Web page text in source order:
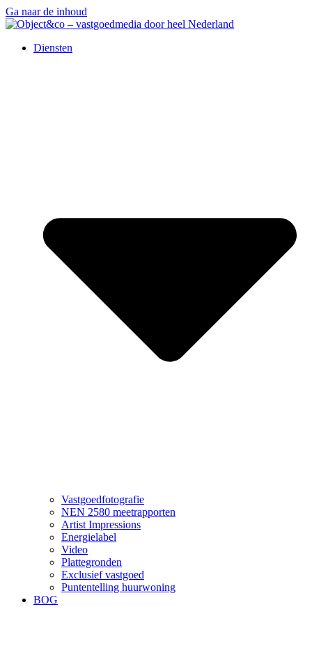
Ga naar de inhoud
Diensten
Vastgoedfotografie
NEN 2580 meetrapporten
Artist Impressions
Energielabel
Video
Plattegronden
Exclusief vastgoed
Puntentelling huurwoning
BOG